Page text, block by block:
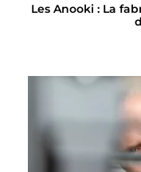
Les Anooki : La